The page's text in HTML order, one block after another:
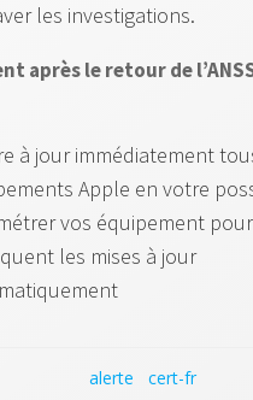
les investigations.
après le retour de
à jour immédiatement
Apple en votre
vos équipement
les mises à jour
alerte cert-fr